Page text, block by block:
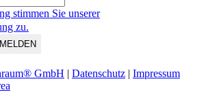
stimmen Sie unserer
zu.
GmbH | Datenschutz | Impressum